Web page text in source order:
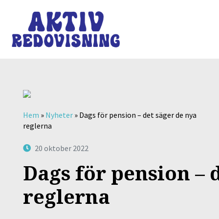
Hem » Nyheter » Dags för pension – det säger de nya
reglerna
20 oktober 2022
Dags för pension –
reglerna